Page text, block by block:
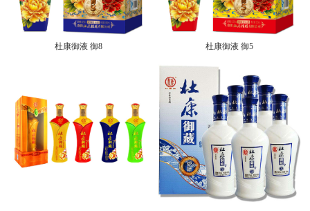
杜康御液 御8 杜康御液 御5